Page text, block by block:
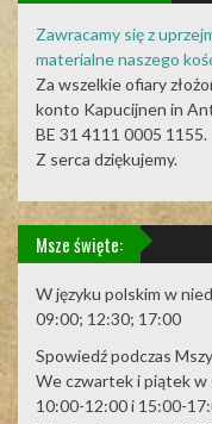
Zawracamy się z
materialne naszego
Za wszelkie ofiary
konto Kapucijnen in
BE 31 4111 0005 1155.
Z serca dziękujemy.
Msze święte:
W języku polskim w
09:00; 12:30; 17:00
Spowiedź podczas
We czwartek i piątek w
10:00-12:00 i 15:00-